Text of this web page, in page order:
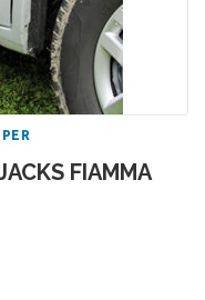
FIAMMA